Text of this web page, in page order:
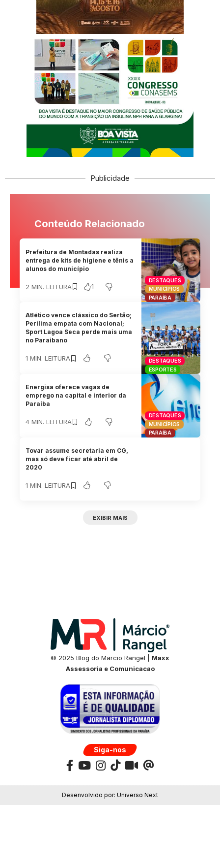
Publicidade
Conteúdo Relacionado
DESTAQUES
MUNICÍPIOS
PARAÍBA
Prefeitura de Montadas realiza
entrega de kits de higiene e tênis a
alunos do município
2 MIN. LEITURA 1
DESTAQUES
ESPORTES
Atlético vence clássico do Sertão;
Perilima empata com Nacional;
Sport Lagoa Seca perde mais uma
no Paraibano
1 MIN. LEITURA
DESTAQUES
MUNICÍPIOS
PARAÍBA
Energisa oferece vagas de
emprego na capital e interior da
Paraíba
4 MIN. LEITURA
Tovar assume secretaria em CG,
mas só deve ficar até abril de
2020
1 MIN. LEITURA
EXIBIR MAIS
© 2025 Blog do Marcio Rangel | Maxx
Assessoria e Comunicacao
Siga-nos
Desenvolvido por: Universo Next